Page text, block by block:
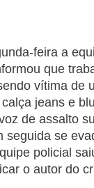
feira a
que
vítima de
jeans e
de assalto
seguida se
policial
o autor do